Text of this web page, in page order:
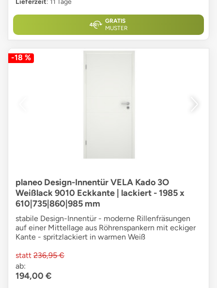
Lieferzeit: 11 Tage
GRATIS
MUSTER
-18 %
planeo Design-Innentür VELA Kado 3O
Weißlack 9010 Eckkante | lackiert - 1985 x
610|735|860|985 mm
stabile Design-Innentür - moderne Rillenfräsungen
auf einer Mittellage aus Röhrenspankern mit eckiger
Kante - spritzlackiert in warmen Weiß
statt 236,95 €
ab:
194,00 €